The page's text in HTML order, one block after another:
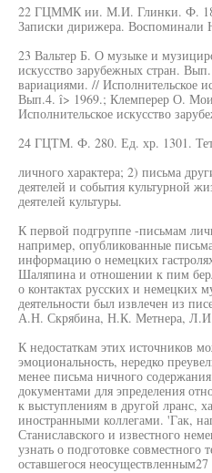
22 ГЦММК ии. М.И. Глинки. Ф.
Записки дирижера. Воспоминали
23 Вальтер Б. О музыке и
искусство зарубежных стран.
вариациями. // Исполнительское
Вып.4. î> 1969.; Клемперер О.
Исполнительское искусство
24 ГЦТМ. Ф. 280. Ед. хр. 1301.
личного характера; 2) письма
деятелей и события культурной
деятелей культуры.
К первой подгруппе -письмам
например, опубликованные
информацию о немецких
Шаляпина и отношении к пим
о контактах русских и немецких
деятельности был извлечен из
А.Н. Скрябина, Н.К. Метнера,
К недостаткам этих источников
эмоциональность, нередко
менее письма ничного
документами для эпределения
к выступлениям в другой лранс,
иностранными коллегами. 'Гак,
Станиславского и известного
узнать о подготовке совместного
оставшегося неосуществленным27